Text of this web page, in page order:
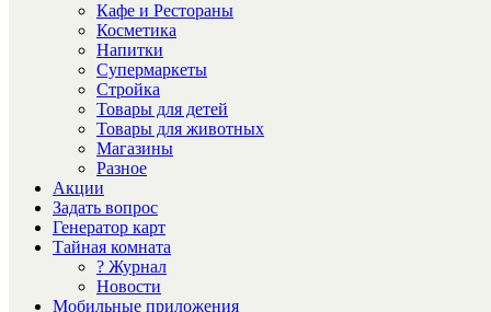
Кафе и Рестораны
Косметика
Напитки
Супермаркеты
Стройка
Товары для детей
Товары для животных
Магазины
Разное
Акции
Задать вопрос
Генератор карт
Тайная комната
? Журнал
Новости
Мобильные приложения